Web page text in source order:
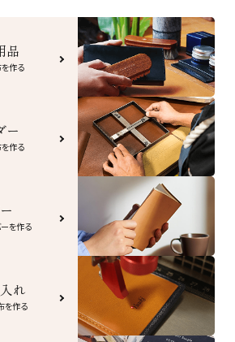
品
作る
ー
作る
を作る
れ
を作る